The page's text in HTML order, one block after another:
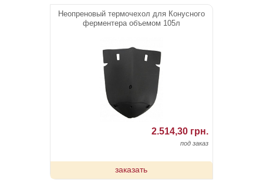
Неопреновый термочехол для Конусного
ферментера объемом 105л
2.514,30 грн.
под заказ
заказать